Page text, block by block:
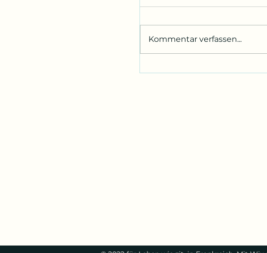
Kommentar verfassen...